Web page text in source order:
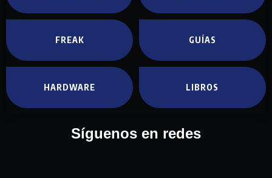
FREAK GUÍAS
HARDWARE LIBROS
Síguenos en redes